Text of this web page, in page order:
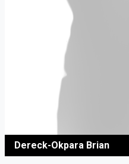
Dereck-Okpara Brian